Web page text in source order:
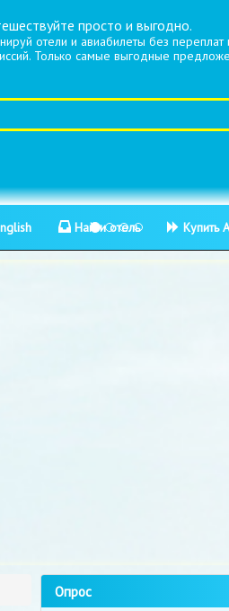
просто и выгодно.
отели и авиабилеты без переплат
Только самые выгодные
Найти отель Купить
Опрос